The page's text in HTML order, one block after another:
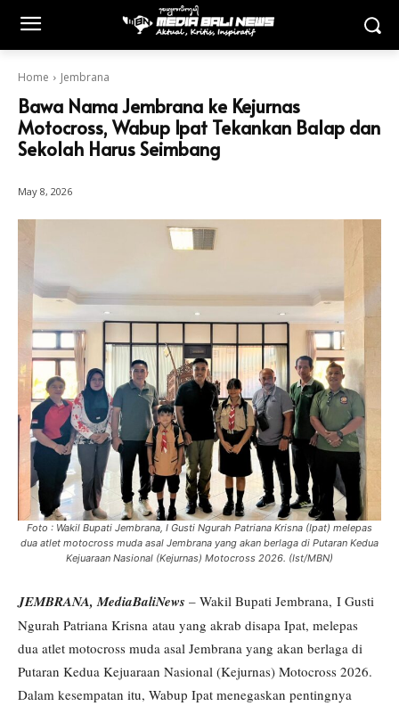
Home Jembrana
Bawa Nama Jembrana ke Kejurnas
Motocross, Wabup Ipat Tekankan Balap dan
Sekolah Harus Seimbang
May 8, 2026
Foto : Wakil Bupati Jembrana, I Gusti Ngurah Patriana Krisna (Ipat) melepas
dua atlet motocross muda asal Jembrana yang akan berlaga di Putaran Kedua
Kejuaraan Nasional (Kejurnas) Motocross 2026. (Ist/MBN)
JEMBRANA, MediaBaliNews – Wakil Bupati Jembrana, I Gusti
Ngurah Patriana Krisna atau yang akrab disapa Ipat, melepas
dua atlet motocross muda asal Jembrana yang akan berlaga di
Putaran Kedua Kejuaraan Nasional (Kejurnas) Motocross 2026.
Dalam kesempatan itu, Wabup Ipat menegaskan pentingnya